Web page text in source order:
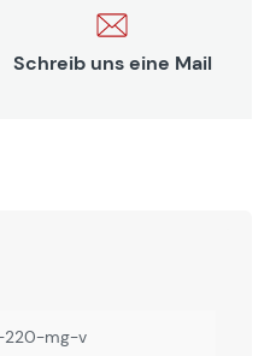
Schreib uns eine Mail
220-mg-v